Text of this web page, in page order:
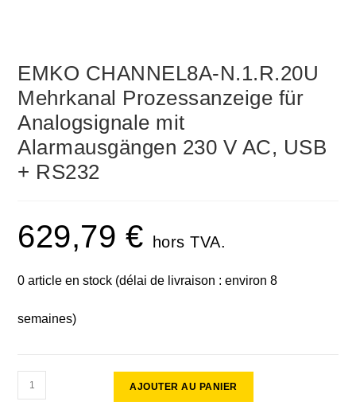
EMKO CHANNEL8A-N.1.R.20U
Mehrkanal Prozessanzeige für
Analogsignale mit
Alarmausgängen 230 V AC, USB
+ RS232
629,79 € hors TVA.
0 article en stock (délai de livraison : environ 8
semaines)
AJOUTER AU PANIER